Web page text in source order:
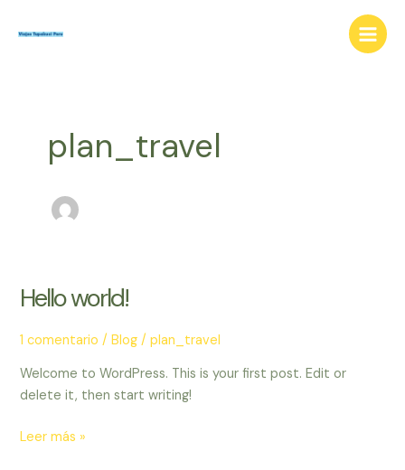
Main
Menu
plan_travel
Hello world!
1 comentario /Blog /plan_travel
Welcome to WordPress. This is your first post. Edit or
delete it, then start writing!
Hello
Leer más »